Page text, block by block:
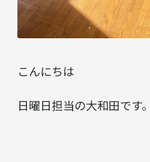
こんにちは
日曜日担当の大和田です。